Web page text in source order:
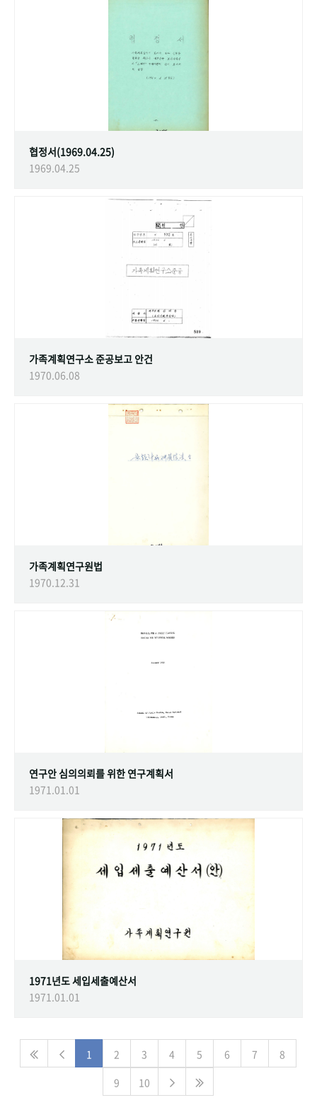
협정서(1969.04.25)
1969.04.25
가족계획연구소 준공보고 안건
1970.06.08
가족계획연구원법
1970.12.31
연구안 심의의뢰를 위한 연구계획서
1971.01.01
1971년도 세입세출예산서
1971.01.01
1 2 3 4 5 6 7
8
9
10